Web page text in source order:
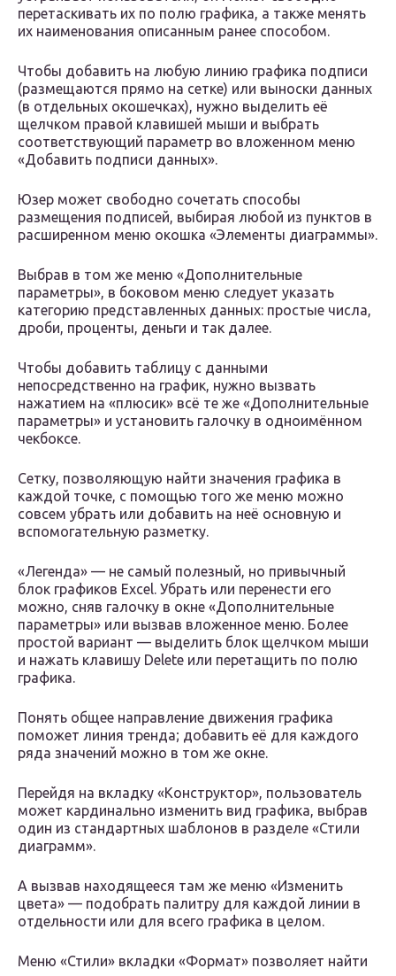
перетаскивать их по полю графика, а также менять
их наименования описанным ранее способом.
Чтобы добавить на любую линию графика подписи
(размещаются прямо на сетке) или выноски данных
(в отдельных окошечках), нужно выделить её
щелчком правой клавишей мыши и выбрать
соответствующий параметр во вложенном меню
«Добавить подписи данных».
Юзер может свободно сочетать способы
размещения подписей, выбирая любой из пунктов в
расширенном меню окошка «Элементы диаграммы».
Выбрав в том же меню «Дополнительные
параметры», в боковом меню следует указать
категорию представленных данных: простые числа,
дроби, проценты, деньги и так далее.
Чтобы добавить таблицу с данными
непосредственно на график, нужно вызвать
нажатием на «плюсик» всё те же «Дополнительные
параметры» и установить галочку в одноимённом
чекбоксе.
Сетку, позволяющую найти значения графика в
каждой точке, с помощью того же меню можно
совсем убрать или добавить на неё основную и
вспомогательную разметку.
«Легенда» — не самый полезный, но привычный
блок графиков Excel. Убрать или перенести его
можно, сняв галочку в окне «Дополнительные
параметры» или вызвав вложенное меню. Более
простой вариант — выделить блок щелчком мыши
и нажать клавишу Delete или перетащить по полю
графика.
Понять общее направление движения графика
поможет линия тренда; добавить её для каждого
ряда значений можно в том же окне.
Перейдя на вкладку «Конструктор», пользователь
может кардинально изменить вид графика, выбрав
один из стандартных шаблонов в разделе «Стили
диаграмм».
А вызвав находящееся там же меню «Изменить
цвета» — подобрать палитру для каждой линии в
отдельности или для всего графика в целом.
Меню «Стили» вкладки «Формат» позволяет найти